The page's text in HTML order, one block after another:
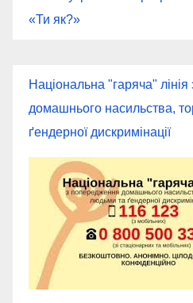
«Ти як?»
Національна "гаряча"
домашнього насильства,
ґендерної дискримінації